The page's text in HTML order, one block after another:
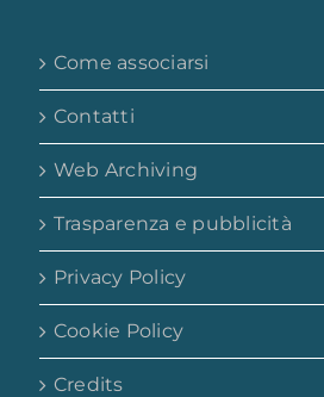
Come associarsi
Contatti
Web Archiving
Trasparenza e pubblicità
Privacy Policy
Cookie Policy
Credits